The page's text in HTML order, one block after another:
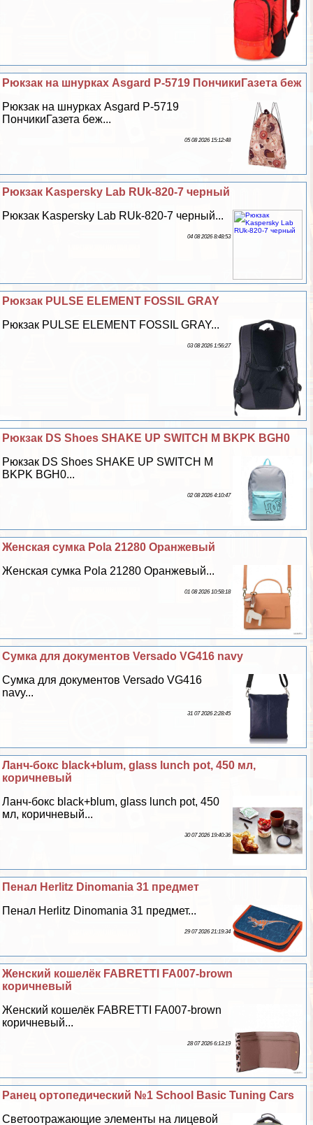
Рюкзак на шнурках Asgard Р-5719 ПончикиГазета беж
Рюкзак на шнурках Asgard Р-5719
ПончикиГазета беж...
05 08 2026 15:12:48
Рюкзак Kaspersky Lab RUk-820-7 черный
Рюкзак Kaspersky Lab RUk-820-7 черный...
04 08 2026 8:48:53
Рюкзак PULSE ELEMENT FOSSIL GRAY
Рюкзак PULSE ELEMENT FOSSIL GRAY...
03 08 2026 1:56:27
Рюкзак DS Shoes SHAKE UP SWITCH M BKPK BGH0
Рюкзак DS Shoes SHAKE UP SWITCH M
BKPK BGH0...
02 08 2026 4:10:47
Женская сумка Pola 21280 Оранжевый
Женская сумка Pola 21280 Оранжевый...
01 08 2026 10:58:18
Сумка для документов Versado VG416 navy
Сумка для документов Versado VG416
navy...
31 07 2026 2:28:45
Ланч-бокс black+blum, glass lunch pot, 450 мл,
коричневый
Ланч-бокс black+blum, glass lunch pot, 450
мл, коричневый...
30 07 2026 19:40:36
Пенал Herlitz Dinomania 31 предмет
Пенал Herlitz Dinomania 31 предмет...
29 07 2026 21:19:34
Женский кошелёк FABRETTI FA007-brown
коричневый
Женский кошелёк FABRETTI FA007-brown
коричневый...
28 07 2026 6:13:19
Ранец ортопедический №1 School Basic Tuning Cars
Светоотражающие элементы на лицевой